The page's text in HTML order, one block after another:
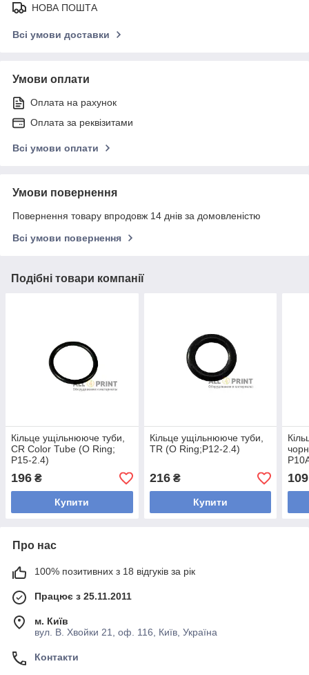
НОВА ПОШТА
Всі умови доставки
Умови оплати
Оплата на рахунок
Оплата за реквізитами
Всі умови оплати
Умови повернення
Повернення товару впродовж 14 днів за домовленістю
Всі умови повернення
Подібні товари компанії
Кільце ущільнююче туби,
CR Color Tube (O Ring;
P15-2.4)
196 ₴
Купити
Кільце ущільнююче туби,
TR (O Ring;P12-2.4)
216₴
Купити
109
Про нас
100% позитивних з 18 відгуків за рік
Працює з 25.11.2011
м. Київ
вул. В. Хвойки 21, оф. 116, Київ, Україна
Контакти